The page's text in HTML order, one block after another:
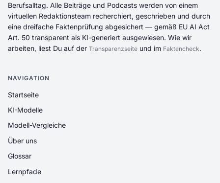
Berufsalltag. Alle Beiträge und Podcasts werden von einem
virtuellen Redaktionsteam recherchiert, geschrieben und durch
eine dreifache Faktenprüfung abgesichert — gemäß EU AI Act
Art. 50 transparent als KI-generiert ausgewiesen. Wie wir
arbeiten, liest Du auf der Transparenzseite und im Faktencheck.
NAVIGATION
Startseite
KI-Modelle
Modell-Vergleiche
Über uns
Glossar
Lernpfade